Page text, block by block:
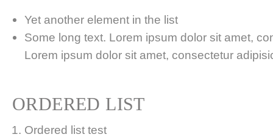
Yet another element in the list
Some long text. Lorem ipsum dolor sit amet,
Lorem ipsum dolor sit amet, consectetur
ORDERED LIST
Ordered list test